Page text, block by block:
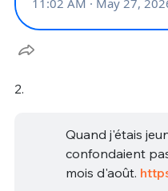
2.
Quand j'étais
confondaient
mois d'août.